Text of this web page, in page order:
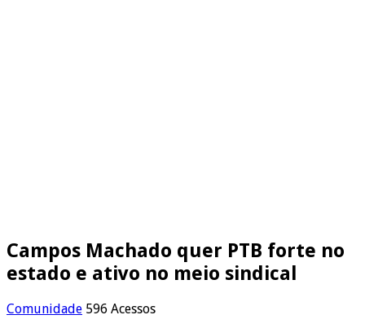
Campos Machado quer PTB forte no
estado e ativo no meio sindical
Comunidade 596 Acessos